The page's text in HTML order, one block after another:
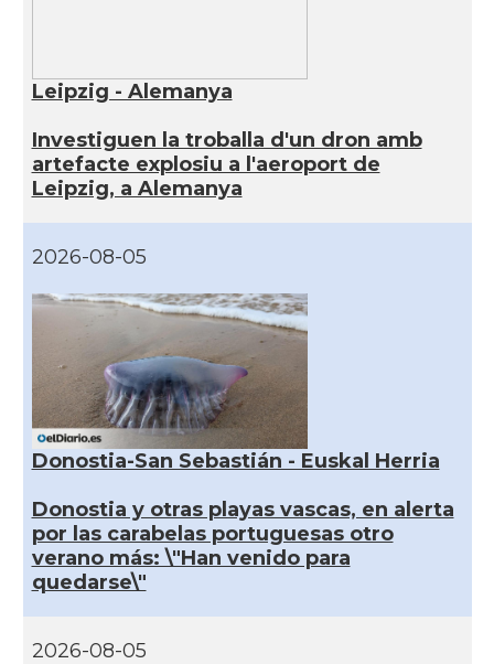
Leipzig - Alemanya
Investiguen la troballa d'un dron amb
artefacte explosiu a l'aeroport de
Leipzig, a Alemanya
2026-08-05
Donostia-San Sebastián - Euskal Herria
Donostia y otras playas vascas, en alerta
por las carabelas portuguesas otro
verano más: \"Han venido para
quedarse\"
2026-08-05